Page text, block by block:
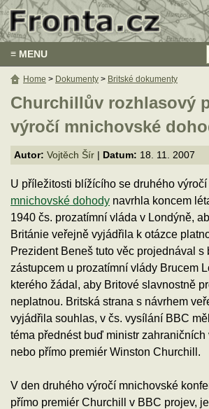
≡ MENU
Churchillův rozhlasový
výročí mnichovské
Autor: Vojtěch Šír Datum: 18. 11. 2007
U příležitosti blížícího se druhého
mnichovské dohody navrhla koncem
1940 čs. prozatímní vláda v Londýně,
Británie veřejně vyjádřila k otázce
Prezident Beneš tuto věc projednával s
zástupcem u prozatímní vlády Brucem
kterého žádal, aby Britové slavnostně
neplatnou. Britská strana s návrhem
vyjádřila souhlas, v čs. vysílání BBC
téma přednést buď ministr
nebo přímo premiér Winston Churchill.
V den druhého výročí mnichovské
přímo premiér Churchill v BBC projev,
Home > Dokumenty > Britské dokumenty